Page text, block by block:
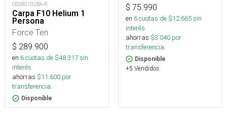
OD280702BA-R
Carpa F10 Helium 1
Persona
Force Ten
$ 289.900
en 6cuotas de $48.317sin
interés
ahorras $11.600 por
transferencia.
Disponible
$ 75.990
en 6cuotas de $12.665sin
interés
ahorras $3.040 por
transferencia.
Disponible
+5 Vendidos